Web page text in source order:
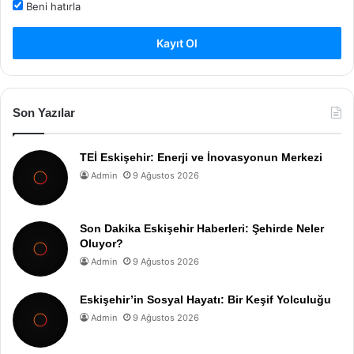
Beni hatırla
Kayıt Ol
Son Yazılar
TEİ Eskişehir: Enerji ve İnovasyonun Merkezi
Admin 9 Ağustos 2026
Son Dakika Eskişehir Haberleri: Şehirde Neler
Oluyor?
Admin 9 Ağustos 2026
Eskişehir’in Sosyal Hayatı: Bir Keşif Yolculuğu
Admin 9 Ağustos 2026